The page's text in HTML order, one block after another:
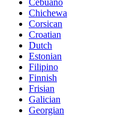
Cebuano
Chichewa
Corsican
Croatian
Dutch
Estonian
Filipino
Finnish
Frisian
Galician
Georgian